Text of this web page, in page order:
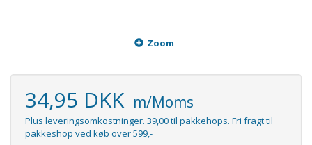
Zoom
34,95 DKK m/Moms
Plus leveringsomkostninger. 39,00 til pakkehops. Fri fragt til
pakkeshop ved køb over 599,-